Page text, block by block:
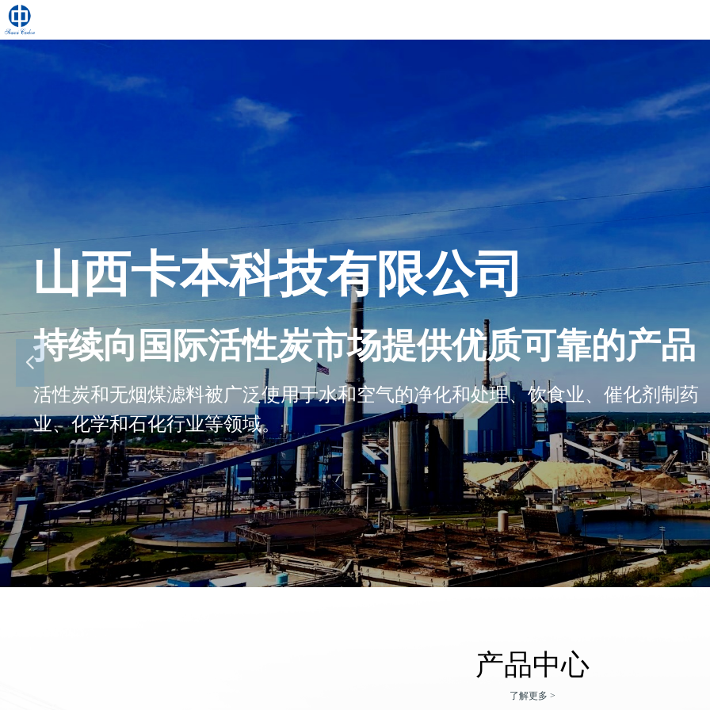
山西卡本科技有限公司
持续向国际活性炭市场提供优质可靠的产品
活性炭和无烟煤滤料被广泛使用于水和空气的净化和处理、饮食业、催化剂制药
业、化学和石化行业等领域。
넳
产品中心
了解更多 >